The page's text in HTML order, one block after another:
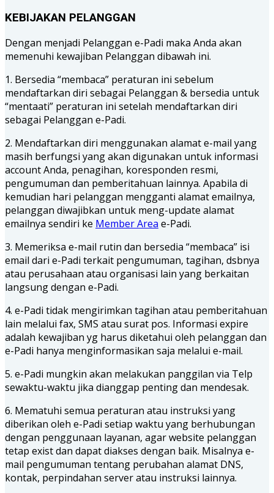
KEBIJAKAN PELANGGAN
Dengan menjadi Pelanggan e-Padi maka Anda akan
memenuhi kewajiban Pelanggan dibawah ini.
1. Bersedia “membaca” peraturan ini sebelum
mendaftarkan diri sebagai Pelanggan & bersedia untuk
“mentaati” peraturan ini setelah mendaftarkan diri
sebagai Pelanggan e-Padi.
2. Mendaftarkan diri menggunakan alamat e-mail yang
masih berfungsi yang akan digunakan untuk informasi
account Anda, penagihan, koresponden resmi,
pengumuman dan pemberitahuan lainnya. Apabila di
kemudian hari pelanggan mengganti alamat emailnya,
pelanggan diwajibkan untuk meng-update alamat
emailnya sendiri ke Member Area e-Padi.
3. Memeriksa e-mail rutin dan bersedia “membaca” isi
email dari e-Padi terkait pengumuman, tagihan, dsbnya
atau perusahaan atau organisasi lain yang berkaitan
langsung dengan e-Padi.
4. e-Padi tidak mengirimkan tagihan atau pemberitahuan
lain melalui fax, SMS atau surat pos. Informasi expire
adalah kewajiban yg harus diketahui oleh pelanggan dan
e-Padi hanya menginformasikan saja melalui e-mail.
5. e-Padi mungkin akan melakukan panggilan via Telp
sewaktu-waktu jika dianggap penting dan mendesak.
6. Mematuhi semua peraturan atau instruksi yang
diberikan oleh e-Padi setiap waktu yang berhubungan
dengan penggunaan layanan, agar website pelanggan
tetap exist dan dapat diakses dengan baik. Misalnya e-
mail pengumuman tentang perubahan alamat DNS,
kontak, perpindahan server atau instruksi lainnya.